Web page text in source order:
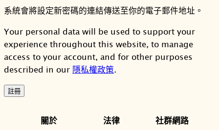
系統會將設定新密碼的連結傳送至你的電子郵件地址。
Your personal data will be used to support your
experience throughout this website, to manage
access to your account, and for other purposes
described in our 隱私權政策.
註冊
關於 法律 社群網路